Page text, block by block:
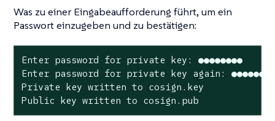
Was zu einer Eingabeaufforderung führt, um ein
Passwort einzugeben und zu bestätigen:
Enter password for private key: ●●●●●●●●
Enter password for private key again: ●●●●●●●●
Private key written to cosign.key
Public key written to cosign.pub